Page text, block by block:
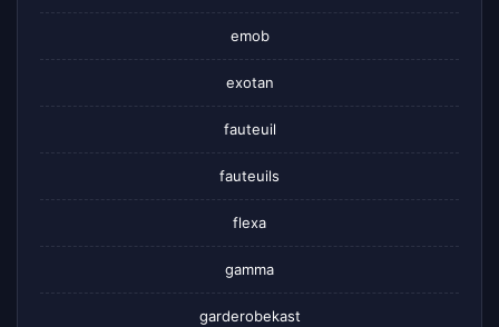
emob
exotan
fauteuil
fauteuils
flexa
gamma
garderobekast